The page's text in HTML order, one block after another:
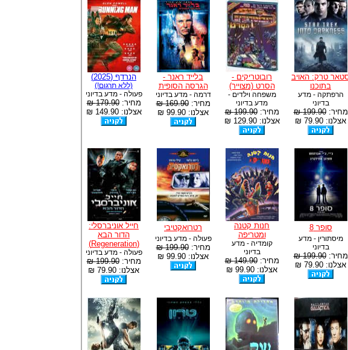
טרק: האויב
בתוכנו
הרפתקה - מדע
בדיוני
מחיר:199.90 ₪
אצלנו: 79.90 ₪
רובוטריקים -
הסרט (מצוייר)
משפחה וילדים -
מדע בדיוני
מחיר:199.90 ₪
אצלנו: 129.90 ₪
בלייד ראנר -
הגרסה הסופית
דרמה - מדע בדיוני
מחיר:169.90 ₪
אצלנו: 99.90 ₪
הנרדף (2025)
(ללא תרגום!)
פעולה - מדע בדיוני
מחיר:179.90 ₪
אצלנו: 149.90 ₪
סופר 8
מיסתורין - מדע
בדיוני
מחיר:199.90 ₪
אצלנו: 79.90 ₪
חנות קטנה
ומטריפה
קומדיה - מדע
בדיוני
מחיר:149.90 ₪
אצלנו: 99.90 ₪
רטרואקטיבי
פעולה - מדע בדיוני
מחיר:199.90 ₪
אצלנו: 99.90 ₪
חייל אוניברסלי:
הדור הבא
(Regeneration)
פעולה - מדע בדיוני
מחיר:199.90 ₪
אצלנו: 79.90 ₪